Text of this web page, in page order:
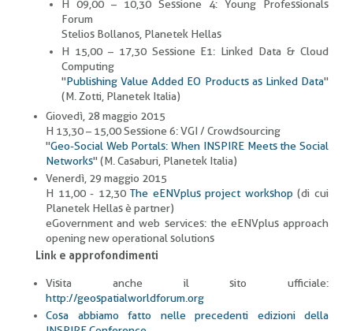
H 09,00 – 10,30 Sessione 4: Young Professionals
Forum
Stelios Bollanos, Planetek Hellas
H 15,00 – 17,30 Sessione E1: Linked Data & Cloud
Computing
"Publishing Value Added EO Products as Linked Data"
(M. Zotti, Planetek Italia)
Giovedì, 28 maggio 2015
H 13,30 – 15,00 Sessione 6: VGI / Crowdsourcing
"Geo-Social Web Portals: When INSPIRE Meets the Social
Networks" (M. Casaburi, Planetek Italia)
Venerdì, 29 maggio 2015
H 11,00 - 12,30The eENVplus project workshop(di cui
Planetek Hellas è partner)
eGovernment and web services: the eENVplus approach
opening new operational solutions
Link e approfondimenti
Visita anche il sito ufficiale:
http://geospatialworldforum.org
Cosa abbiamo fatto nelle precedenti edizioni della